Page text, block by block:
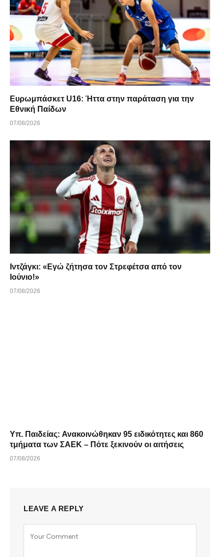
Ευρωμπάσκετ U16: Ήττα στην παράταση για την
Εθνική Παίδων
07/08/2026
Ιντζάγκι: «Εγώ ζήτησα τον Στρεφέτσα από τον
Ιούνιο!»
07/08/2026
Υπ. Παιδείας: Ανακοινώθηκαν 95 ειδικότητες και 860
τμήματα των ΣΑΕΚ – Πότε ξεκινούν οι αιτήσεις
07/08/2026
LEAVE A REPLY